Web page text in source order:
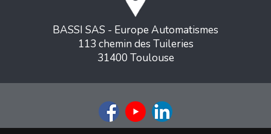
BASSI SAS - Europe Automatismes
113 chemin des Tuileries
31400 Toulouse